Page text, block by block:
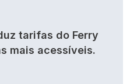
tarifas do Ferry
mais acessíveis.